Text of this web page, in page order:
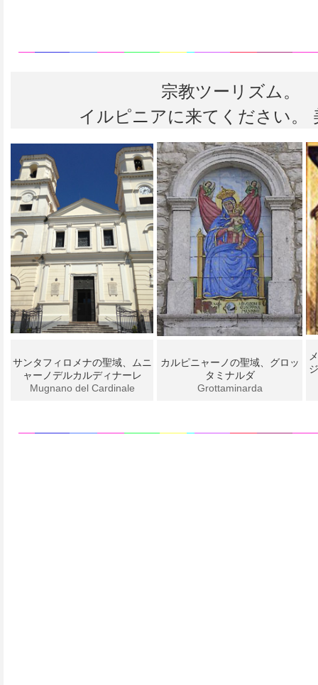
宗教ツーリズム。
イルピニアに来てください。
サンタフィロメナの聖域、ムニ
ャーノデルカルディナーレ
Mugnano del Cardinale
カルピニャーノの聖域、グロッ
タミナルダ
Grottaminarda